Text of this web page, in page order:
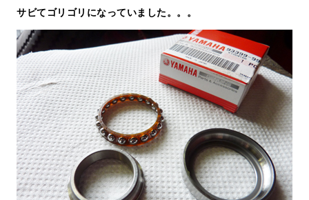
サビてゴリゴリになっていました。。。